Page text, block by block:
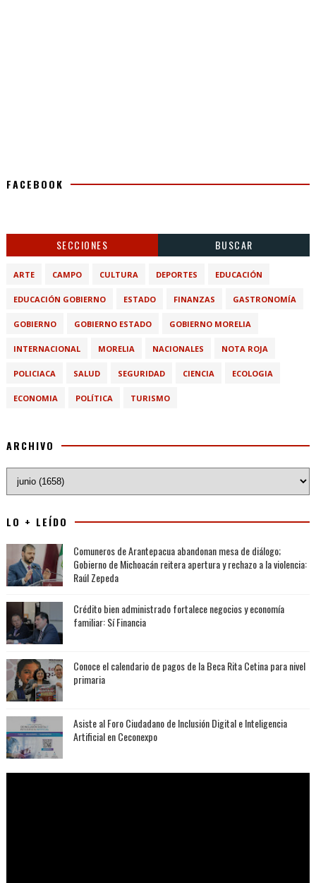
FACEBOOK
SECCIONES BUSCAR
ARTE CAMPO CULTURA DEPORTES EDUCACIÓN
EDUCACIÓN GOBIERNO ESTADO FINANZAS GASTRONOMÍA
GOBIERNO GOBIERNO ESTADO GOBIERNO MORELIA
INTERNACIONAL MORELIA NACIONALES NOTA ROJA
POLICIACA SALUD SEGURIDAD CIENCIA ECOLOGIA
ECONOMIA POLÍTICA TURISMO
ARCHIVO
LO + LEÍDO
Comuneros de Arantepacua abandonan mesa de diálogo;
Gobierno de Michoacán reitera apertura y rechazo a la violencia:
Raúl Zepeda
Crédito bien administrado fortalece negocios y economía
familiar: Sí Financia
Conoce el calendario de pagos de la Beca Rita Cetina para nivel
primaria
Asiste al Foro Ciudadano de Inclusión Digital e Inteligencia
Artificial en Ceconexpo